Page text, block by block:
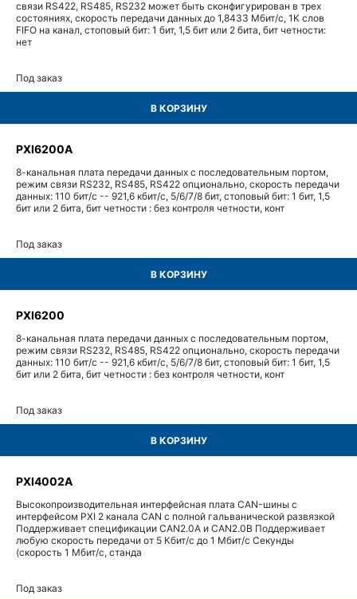
связи RS422, RS485, RS232 может быть сконфигурирован в трех
состояниях, скорость передачи данных до 1,8433 Мбит/с, 1K слов
FIFO на канал, стоповый бит: 1 бит, 1,5 бит или 2 бита, бит четности:
нет
Под заказ
В КОРЗИНУ
PXI6200A
8-канальная плата передачи данных с последовательным портом,
режим связи RS232, RS485, RS422 опционально, скорость передачи
данных: 110 бит/с -- 921,6 кбит/с, 5/6/7/8 бит, стоповый бит: 1 бит, 1,5
бит или 2 бита, бит четности : без контроля четности, конт
Под заказ
В КОРЗИНУ
PXI6200
8-канальная плата передачи данных с последовательным портом,
режим связи RS232, RS485, RS422 опционально, скорость передачи
данных: 110 бит/с -- 921,6 кбит/с, 5/6/7/8 бит, стоповый бит: 1 бит, 1,5
бит или 2 бита, бит четности : без контроля четности, конт
Под заказ
В КОРЗИНУ
PXI4002A
Высокопроизводительная интерфейсная плата CAN-шины с
интерфейсом PXI 2 канала CAN с полной гальванической развязкой
Поддерживает спецификации CAN2.0A и CAN2.0B Поддерживает
любую скорость передачи от 5 Кбит/с до 1 Мбит/с Секунды
(скорость 1 Мбит/с, станда
Под заказ